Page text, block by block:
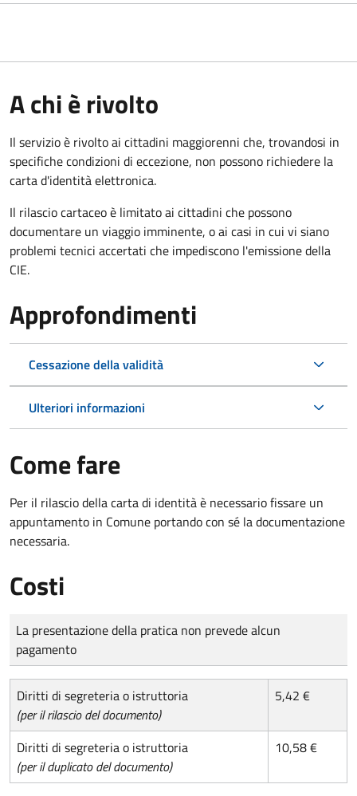
A chi è rivolto
Il servizio è rivolto ai cittadini maggiorenni che, trovandosi in
specifiche condizioni di eccezione, non possono richiedere la
carta d'identità elettronica.
Il rilascio cartaceo è limitato ai cittadini che possono
documentare un viaggio imminente, o ai casi in cui vi siano
problemi tecnici accertati che impediscono l'emissione della
CIE.
Approfondimenti
Cessazione della validità
Ulteriori informazioni
Come fare
Per il rilascio della carta di identità è necessario fissare un
appuntamento in Comune portando con sé la documentazione
necessaria.
Costi
Tipo di pagamento
Importo
La presentazione della pratica non prevede alcun
pagamento
Diritti di segreteria o istruttoria
(per il rilascio del documento)
5,42 €
Diritti di segreteria o istruttoria
(per il duplicato del documento)
10,58 €